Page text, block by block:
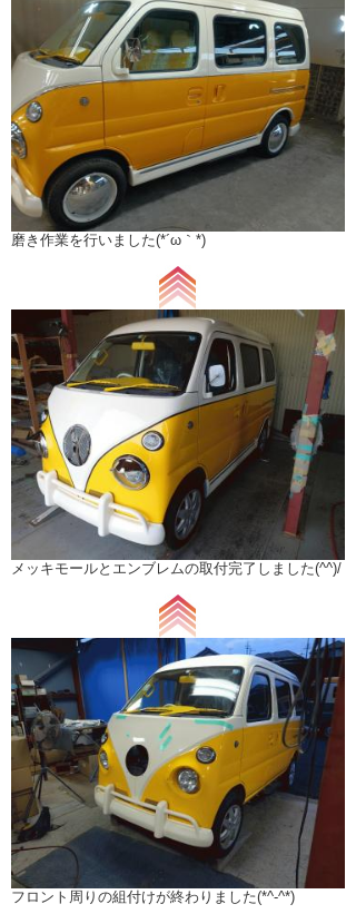
磨き作業を行いました(*´ω｀*)
メッキモールとエンブレムの取付完了しました(^^)/
フロント周りの組付けが終わりました(*^-^*)